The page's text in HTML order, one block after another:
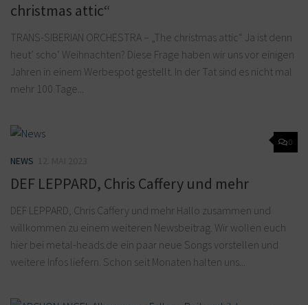
christmas attic“
TRANS-SIBERIAN ORCHESTRA – „The christmas attic“ Ja ist denn
heut‘ scho‘ Weihnachten? Diese Frage haben wir uns vor einigen
Jahren in einem Werbespot gestellt. In der Tat sind es nicht mal
mehr 100 Tage...
0
NEWS
DEF LEPPARD, Chris Caffery und mehr
DEF LEPPARD, Chris Caffery und mehr Hallo zusammen und
willkommen zu einem weiteren Newsbeitrag. Wir wollen euch
hier bei metal-heads.de ein paar neue Songs vorstellen und
weitere Infos liefern. Schon seit Monaten halten uns...